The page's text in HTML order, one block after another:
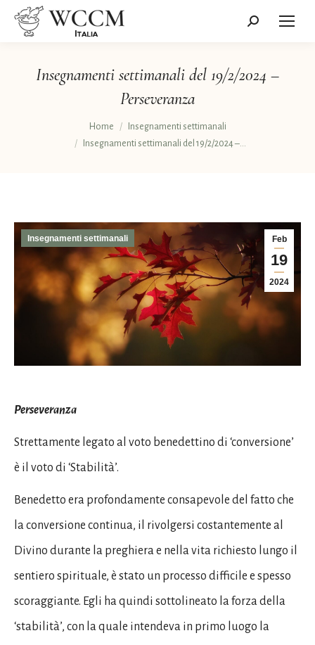
Cerca:
Insegnamenti settimanali del 19/2/2024 –
Perseveranza
Home
Insegnamenti settimanali
Insegnamenti settimanali del 19/2/2024 –…
Feb
19
2024
Insegnamenti settimanali
Perseveranza
Strettamente legato al voto benedettino di ‘conversione’
è il voto di ‘Stabilità’.
Benedetto era profondamente consapevole del fatto che
la conversione continua, il rivolgersi costantemente al
Divino durante la preghiera e nella vita richiesto lungo il
sentiero spirituale, è stato un processo difficile e spesso
scoraggiante. Egli ha quindi sottolineato la forza della
‘stabilità’, con la quale intendeva in primo luogo la